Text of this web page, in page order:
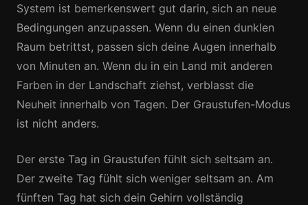
System ist bemerkenswert gut darin, sich an neue
Bedingungen anzupassen. Wenn du einen dunklen
Raum betrittst, passen sich deine Augen innerhalb
von Minuten an. Wenn du in ein Land mit anderen
Farben in der Landschaft ziehst, verblasst die
Neuheit innerhalb von Tagen. Der Graustufen-Modus
ist nicht anders.
Der erste Tag in Graustufen fühlt sich seltsam an.
Der zweite Tag fühlt sich weniger seltsam an. Am
fünften Tag hat sich dein Gehirn vollständig